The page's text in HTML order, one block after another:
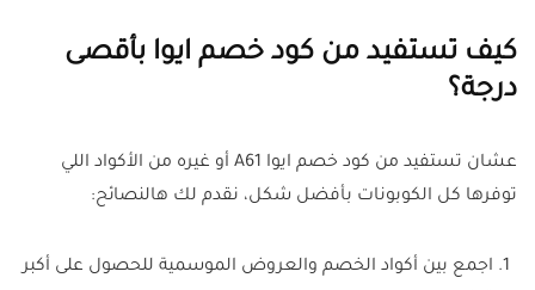
كيف تستفيد من كود خصم ايوا بأقصى
درجة؟
عشان تستفيد من كود خصم ايوا A61 أو غيره من الأكواد اللي
توفرها كل الكوبونات بأفضل شكل، نقدم لك هالنصائح:
اجمع بين أكواد الخصم والعروض الموسمية للحصول على أكبر